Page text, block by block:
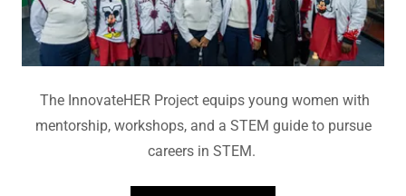
The InnovateHER Project equips young women with
mentorship, workshops, and a STEM guide to pursue
careers in STEM.